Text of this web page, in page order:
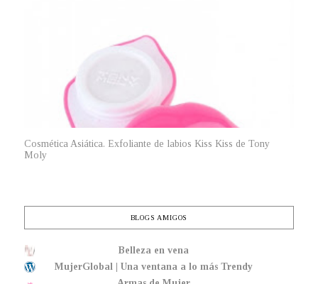
Cosmética Asiática. Exfoliante de labios Kiss Kiss de Tony
Moly
BLOGS AMIGOS
Belleza en vena
MujerGlobal | Una ventana a lo más Trendy